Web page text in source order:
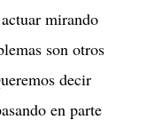
mirando
son otros
decir
en parte